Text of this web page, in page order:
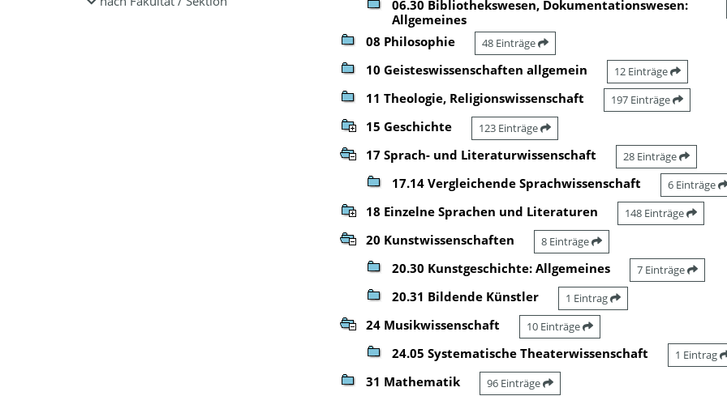
06.30 Bibliothekswesen, Dokumentationswesen:
Allgemeines
08 Philosophie 48 Einträge
10 Geisteswissenschaften allgemein 12 Einträge
11 Theologie, Religionswissenschaft 197 Einträge
15 Geschichte 123 Einträge
17 Sprach- und Literaturwissenschaft 28 Einträge
17.14 Vergleichende Sprachwissenschaft 6 Einträge
18 Einzelne Sprachen und Literaturen 148 Einträge
20 Kunstwissenschaften 8 Einträge
20.30 Kunstgeschichte: Allgemeines 7 Einträge
20.31 Bildende Künstler 1 Eintrag
24 Musikwissenschaft 10 Einträge
24.05 Systematische Theaterwissenschaft 1 Eintrag
31 Mathematik 96 Einträge